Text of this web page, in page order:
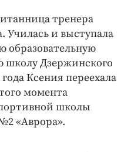
тренера
Училась и выступала
образовательную
Дзержинского
Ксения переехала
момента
школы
«Аврора».